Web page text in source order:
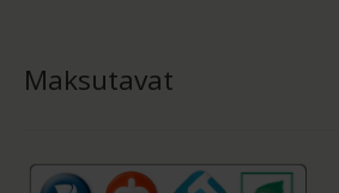
Maksutavat